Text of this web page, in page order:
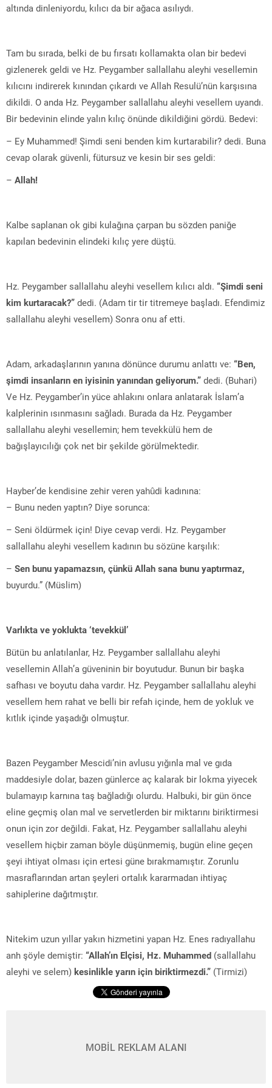
altında dinleniyordu, kılıcı da bir ağaca asılıydı.
Tam bu sırada, belki de bu fırsatı kollamakta olan bir bedevi
gizlenerek geldi ve Hz. Peygamber sallallahu aleyhi vesellemin
kılıcını indirerek kınından çıkardı ve Allah Resulü’nün karşısına
dikildi. O anda Hz. Peygamber sallallahu aleyhi vesellem uyandı.
Bir bedevinin elinde yalın kılıç önünde dikildiğini gördü. Bedevi:
– Ey Muhammed! Şimdi seni benden kim kurtarabilir? dedi. Buna
cevap olarak güvenli, fütursuz ve kesin bir ses geldi:
– Allah!
Kalbe saplanan ok gibi kulağına çarpan bu sözden paniğe
kapılan bedevinin elindeki kılıç yere düştü.
Hz. Peygamber sallallahu aleyhi vesellem kılıcı aldı. “Şimdi seni
kim kurtaracak?” dedi. (Adam tir tir titremeye başladı. Efendimiz
sallallahu aleyhi vesellem) Sonra onu af etti.
Adam, arkadaşlarının yanına dönünce durumu anlattı ve: “Ben,
şimdi insanların en iyisinin yanından geliyorum.” dedi. (Buhari)
Ve Hz. Peygamber’in yüce ahlakını onlara anlatarak İslam’a
kalplerinin ısınmasını sağladı. Burada da Hz. Peygamber
sallallahu aleyhi vesellemin; hem tevekkülü hem de
bağışlayıcılığı çok net bir şekilde görülmektedir.
Hayber’de kendisine zehir veren yahûdi kadınına:
– Bunu neden yaptın? Diye sorunca:
– Seni öldürmek için! Diye cevap verdi. Hz. Peygamber
sallallahu aleyhi vesellem kadının bu sözüne karşılık:
– Sen bunu yapamazsın, çünkü Allah sana bunu yaptırmaz,
buyurdu.” (Müslim)
Varlıkta ve yoklukta ‘tevekkül’
Bütün bu anlatılanlar, Hz. Peygamber sallallahu aleyhi
vesellemin Allah’a güveninin bir boyutudur. Bunun bir başka
safhası ve boyutu daha vardır. Hz. Peygamber sallallahu aleyhi
vesellem hem rahat ve belli bir refah içinde, hem de yokluk ve
kıtlık içinde yaşadığı olmuştur.
Bazen Peygamber Mescidi’nin avlusu yığınla mal ve gıda
maddesiyle dolar, bazen günlerce aç kalarak bir lokma yiyecek
bulamayıp karnına taş bağladığı olurdu. Halbuki, bir gün önce
eline geçmiş olan mal ve servetlerden bir miktarını biriktirmesi
onun için zor değildi. Fakat, Hz. Peygamber sallallahu aleyhi
vesellem hiçbir zaman böyle düşünmemiş, bugün eline geçen
şeyi ihtiyat olması için ertesi güne bırakmamıştır. Zorunlu
masraflarından artan şeyleri ortalık kararmadan ihtiyaç
sahiplerine dağıtmıştır.
Nitekim uzun yıllar yakın hizmetini yapan Hz. Enes radıyallahu
anh şöyle demiştir: “Allah’ın Elçisi, Hz. Muhammed (sallallahu
aleyhi ve selem) kesinlikle yarın için biriktirmezdi.” (Tirmizi)
MOBİL REKLAM ALANI